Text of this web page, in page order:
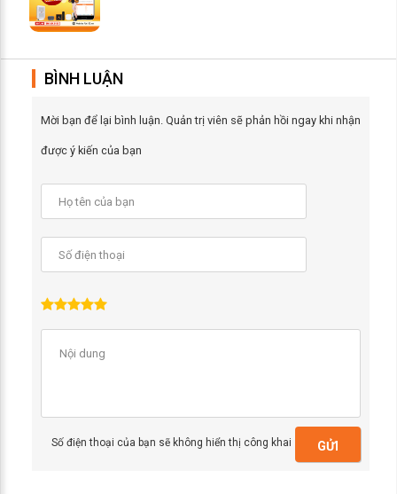
BÌNH LUẬN
Mời bạn để lại bình luận. Quản trị viên sẽ phản hồi ngay khi nhận
được ý kiến của bạn
Số điện thoại của bạn sẽ không hiển thị công khai GỬI